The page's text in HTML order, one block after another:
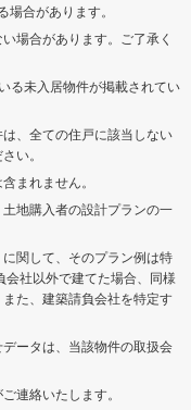
合があります。
場合があります。ご了承く
る未入居物件が掲載されてい
、全ての住戸に該当しない
い。
まれません。
地購入者の設計プランの一
関して、そのプラン例は特
社以外で建てた場合、同様
た、建築請負会社を特定す
ータは、当該物件の取扱会
連絡いたします。